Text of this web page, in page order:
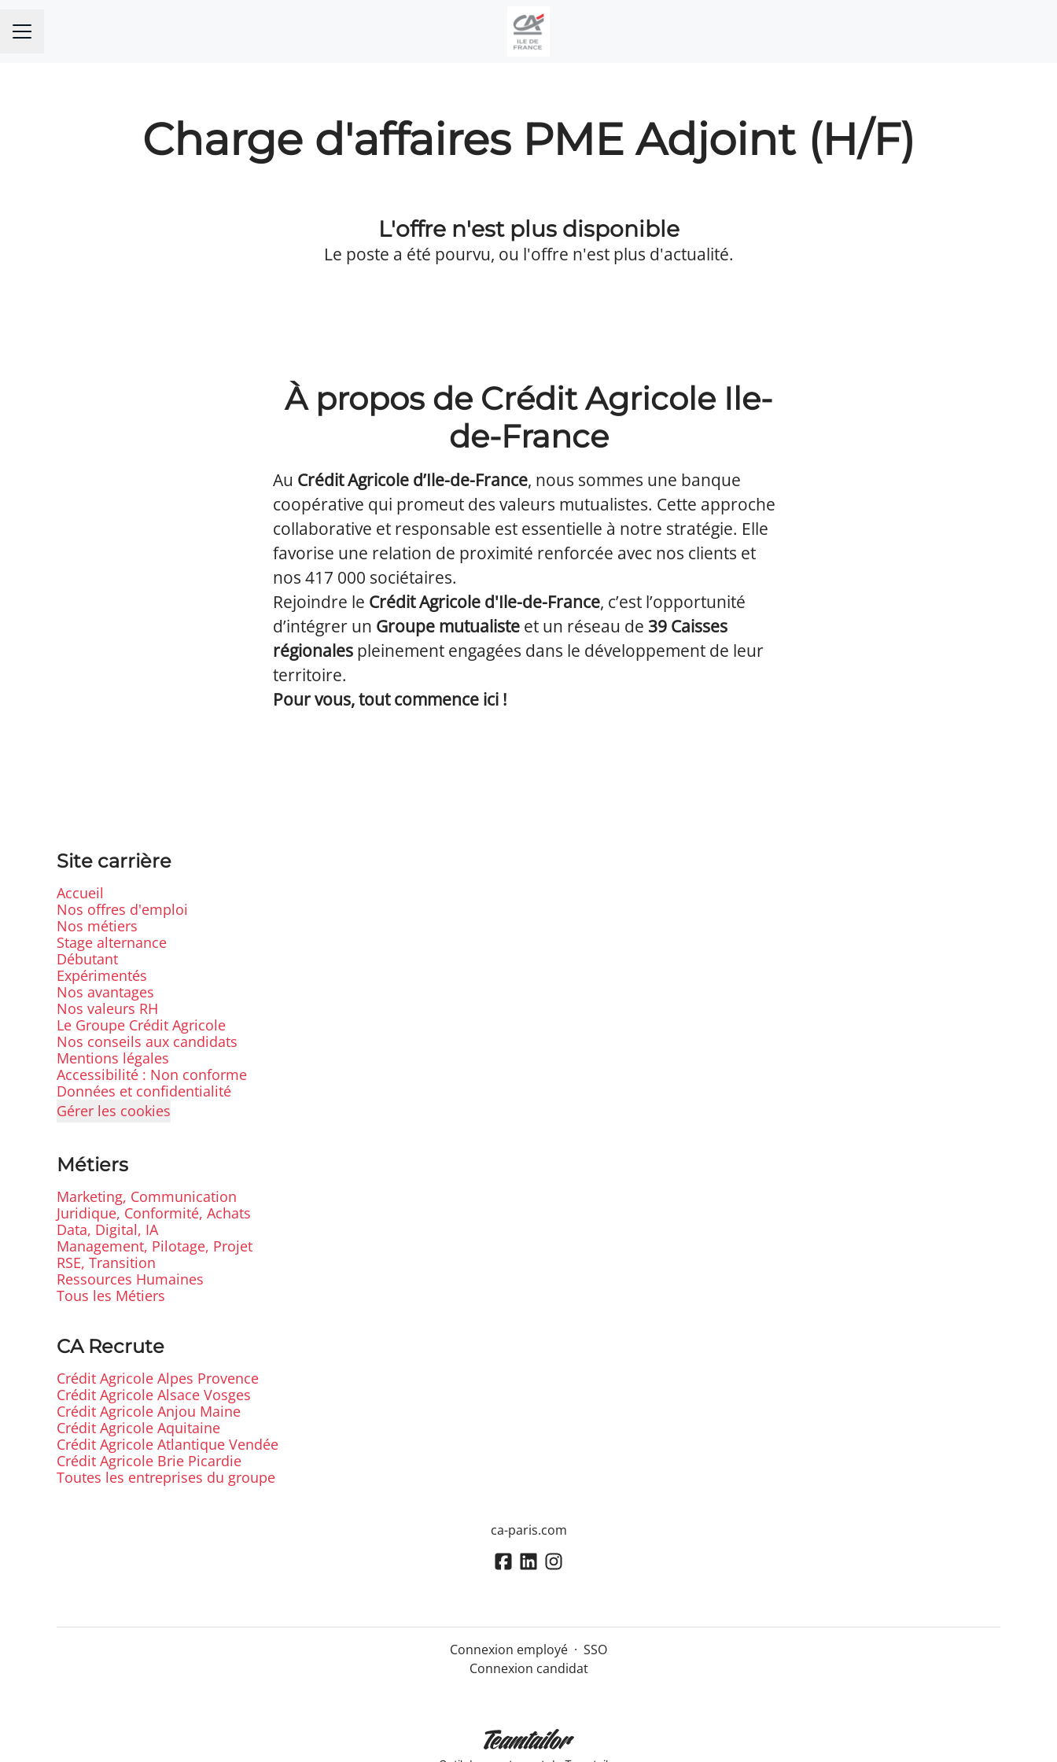
MENU CARRIÈRE
Charge d'affaires PME Adjoint (H/F)
L'offre n'est plus disponible
Le poste a été pourvu, ou l'offre n'est plus d'actualité.
À propos de Crédit Agricole Ile-
de-France
Au Crédit Agricole d’Ile-de-France, nous sommes une banque
coopérative qui promeut des valeurs mutualistes. Cette approche
collaborative et responsable est essentielle à notre stratégie. Elle
favorise une relation de proximité renforcée avec nos clients et
nos 417 000 sociétaires.
Rejoindre le Crédit Agricole d'Ile-de-France, c’est l’opportunité
d’intégrer un Groupe mutualiste et un réseau de 39 Caisses
régionales pleinement engagées dans le développement de leur
territoire.
Pour vous, tout commence ici !
Site carrière
Accueil
Nos offres d'emploi
Nos métiers
Stage alternance
Débutant
Expérimentés
Nos avantages
Nos valeurs RH
Le Groupe Crédit Agricole
Nos conseils aux candidats
Mentions légales
Accessibilité : Non conforme
Données et confidentialité
Gérer les cookies
Métiers
Marketing, Communication
Juridique, Conformité, Achats
Data, Digital, IA
Management, Pilotage, Projet
RSE, Transition
Ressources Humaines
Tous les Métiers
CA Recrute
Crédit Agricole Alpes Provence
Crédit Agricole Alsace Vosges
Crédit Agricole Anjou Maine
Crédit Agricole Aquitaine
Crédit Agricole Atlantique Vendée
Crédit Agricole Brie Picardie
Toutes les entreprises du groupe
ca-paris.com
Connexion employé · SSO
Connexion candidat